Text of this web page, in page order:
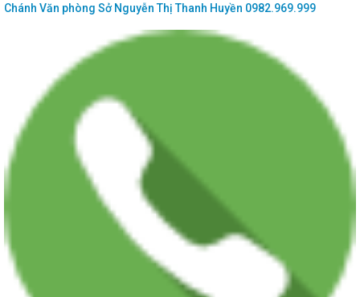
Chánh Văn phòng SởNguyễn Thị Thanh Huyền 0982.969.999